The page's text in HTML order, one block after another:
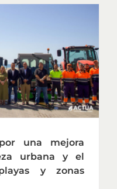
una mejora
urbana y el
y zonas